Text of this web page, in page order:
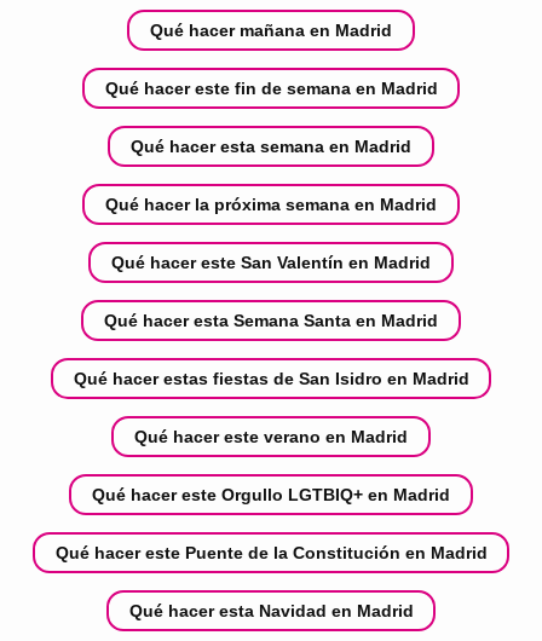
Qué hacer mañana en Madrid
Qué hacer este fin de semana en Madrid
Qué hacer esta semana en Madrid
Qué hacer la próxima semana en Madrid
Qué hacer este San Valentín en Madrid
Qué hacer esta Semana Santa en Madrid
Qué hacer estas fiestas de San Isidro en Madrid
Qué hacer este verano en Madrid
Qué hacer este Orgullo LGTBIQ+ en Madrid
Qué hacer este Puente de la Constitución en Madrid
Qué hacer esta Navidad en Madrid